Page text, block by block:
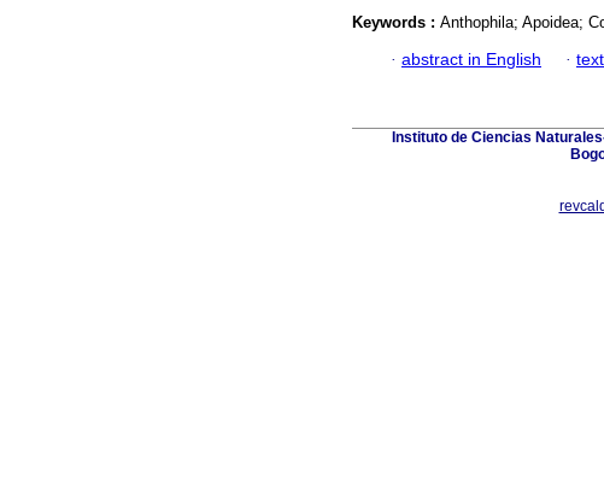
Keywords : Anthophila; Apoidea;
· abstract in English ·
Instituto de Ciencias